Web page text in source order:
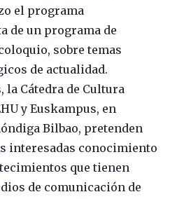
el programa
de un programa de
sobre temas
de actualidad.
la Cátedra de Cultura
y Euskampus, en
Bilbao, pretenden
interesadas conocimiento
que tienen
de comunicación de